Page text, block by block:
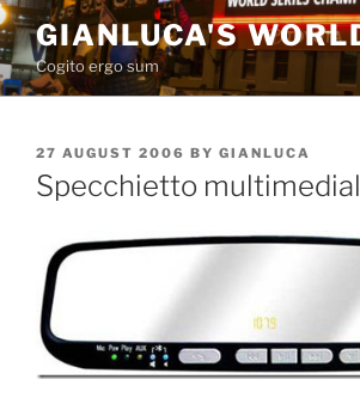
Skip
to
content
GIANLUCA'S
Cogito ergo sum
POSTED
ON
27 AUGUST 2006 BY GIANLUCA
Specchietto